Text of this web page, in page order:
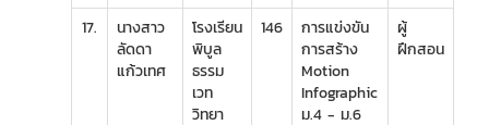
17.
นางสาว
ลัดดา
แก้วเทศ
โรงเรียน
พิบูล
ธรรม
เวท
วิทยา
146
การแข่งขัน
การสร้าง
Motion
Infographic
ม.4 - ม.6
ผู้
ฝึกสอน